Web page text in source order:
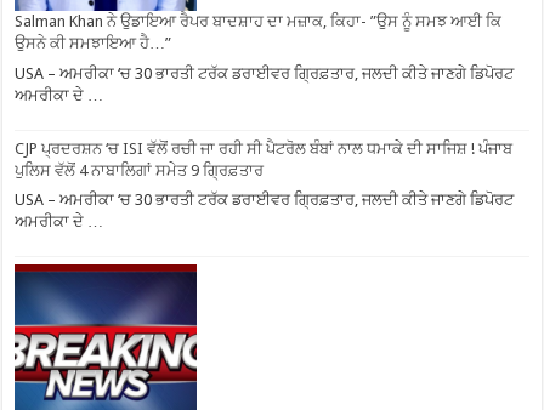
Salman Khan ਨੇ ਉਡਾਇਆ ਰੈਪਰ ਬਾਦਸ਼ਾਹ ਦਾ ਮਜ਼ਾਕ, ਕਿਹਾ- ”ਉਸ ਨੂੰ ਸਮਝ ਆਈ ਕਿ
ਉਸਨੇ ਕੀ ਸਮਝਾਇਆ ਹੈ…”
USA – ਅਮਰੀਕਾ ‘ਚ 30 ਭਾਰਤੀ ਟਰੱਕ ਡਰਾਈਵਰ ਗ੍ਰਿਫ਼ਤਾਰ, ਜਲਦੀ ਕੀਤੇ ਜਾਣਗੇ ਡਿਪੋਰਟ
ਅਮਰੀਕਾ ਦੇ …
CJP ਪ੍ਰਦਰਸ਼ਨ ‘ਚ ISI ਵੱਲੋਂ ਰਚੀ ਜਾ ਰਹੀ ਸੀ ਪੈਟਰੋਲ ਬੰਬਾਂ ਨਾਲ ਧਮਾਕੇ ਦੀ ਸਾਜਿਸ਼ ! ਪੰਜਾਬ
ਪੁਲਿਸ ਵੱਲੋਂ 4 ਨਾਬਾਲਿਗਾਂ ਸਮੇਤ 9 ਗ੍ਰਿਫ਼ਤਾਰ
USA – ਅਮਰੀਕਾ ‘ਚ 30 ਭਾਰਤੀ ਟਰੱਕ ਡਰਾਈਵਰ ਗ੍ਰਿਫ਼ਤਾਰ, ਜਲਦੀ ਕੀਤੇ ਜਾਣਗੇ ਡਿਪੋਰਟ
ਅਮਰੀਕਾ ਦੇ …